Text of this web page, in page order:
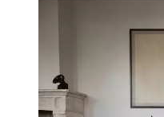
À
propos